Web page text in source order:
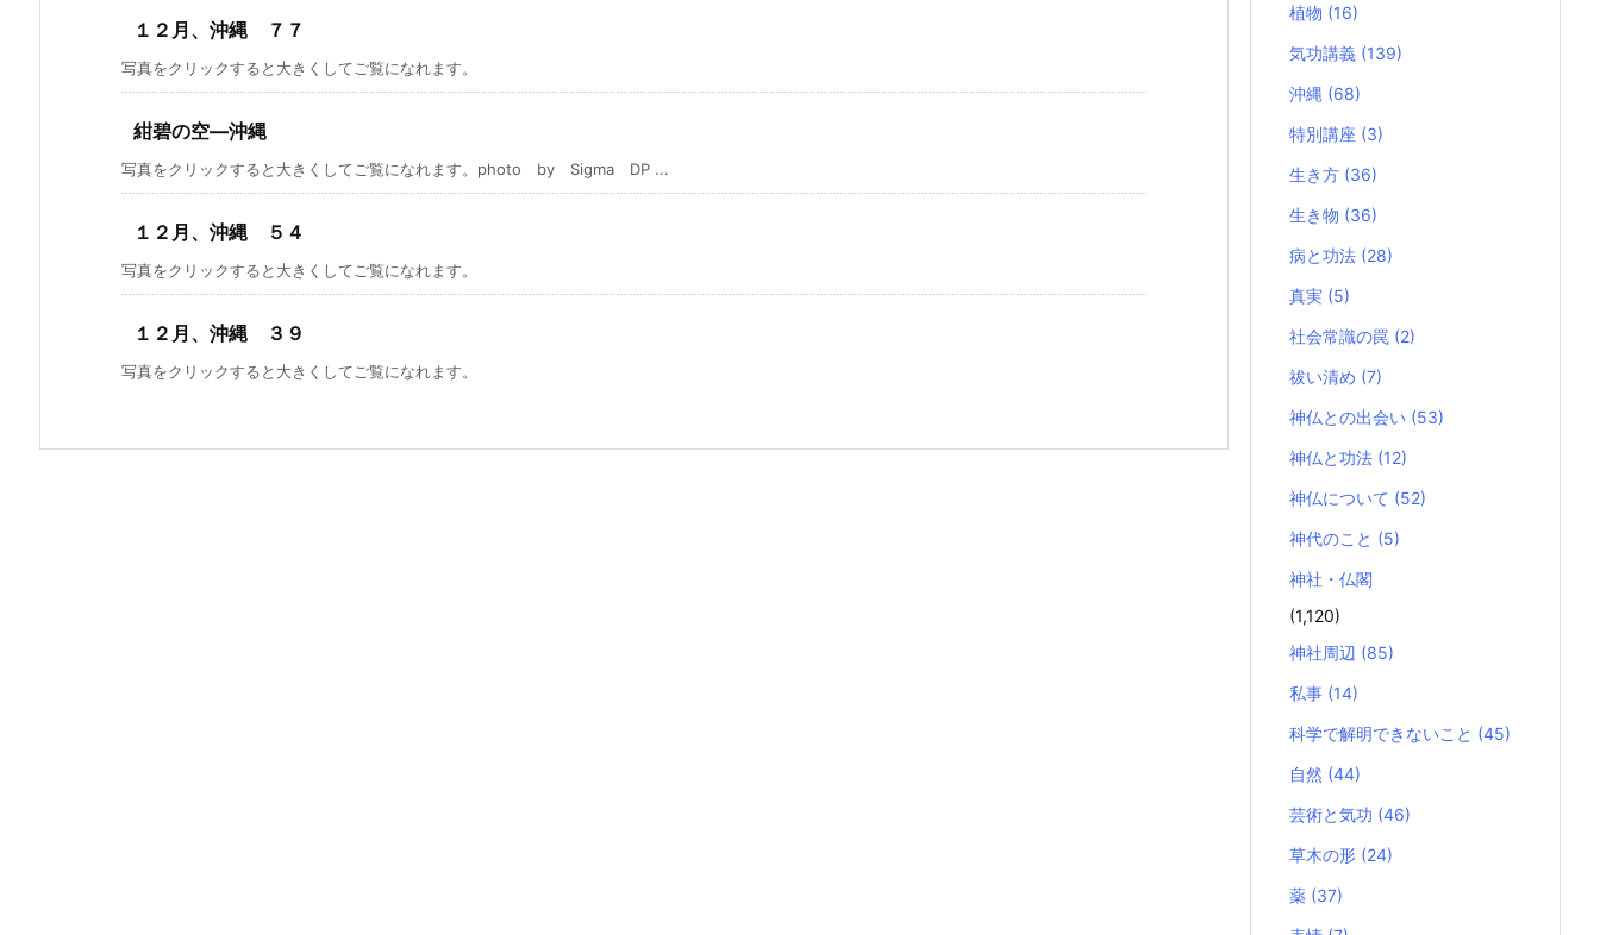
１２月、沖縄 ７７
写真をクリックすると大きくしてご覧になれます。
紺碧の空―沖縄
写真をクリックすると大きくしてご覧になれます。photo by Sigma DP ...
１２月、沖縄 ５４
写真をクリックすると大きくしてご覧になれます。
１２月、沖縄 ３９
写真をクリックすると大きくしてご覧になれます。
植物 (16)
気功講義 (139)
沖縄 (68)
特別講座 (3)
生き方 (36)
生き物 (36)
病と功法 (28)
真実 (5)
社会常識の罠 (2)
祓い清め (7)
神仏との出会い (53)
神仏と功法 (12)
神仏について (52)
神代のこと (5)
神社・仏閣
(1,120)
神社周辺 (85)
私事 (14)
科学で解明できないこと (45)
自然 (44)
芸術と気功 (46)
草木の形 (24)
薬 (37)